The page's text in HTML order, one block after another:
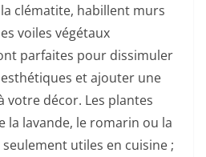
clématite, habillent murs
voiles végétaux
parfaites pour dissimuler
et ajouter une
votre décor. Les plantes
la lavande, le romarin ou la
utiles en cuisine ;